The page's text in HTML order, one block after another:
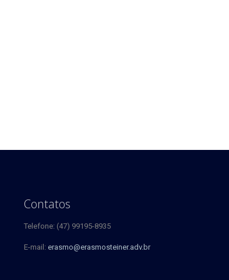
Contatos
Telefone: (47) 99195-8935
E-mail: erasmo@erasmosteiner.adv.br